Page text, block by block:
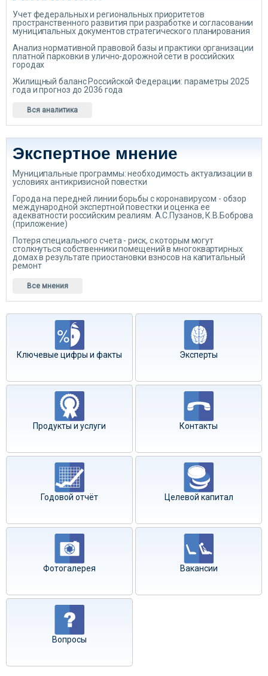
Учет федеральных и региональных приоритетов
пространственного развития при разработке и согласовании
муниципальных документов стратегического планирования
Анализ нормативной правовой базы и практики организации
платной парковки в улично-дорожной сети в российских
городах
Жилищный баланс Российской Федерации: параметры 2025
года и прогноз до 2036 года
Вся аналитика
Экспертное мнение
Муниципальные программы: необходимость актуализации в
условиях антикризисной повестки
Города на передней линии борьбы с коронавирусом - обзор
международной экспертной повестки и оценка ее
адекватности российским реалиям. А.С.Пузанов, К.В.Боброва
(приложение)
Потеря специального счета - риск, с которым могут
столкнуться собственники помещений в многоквартирных
домах в результате приостановки взносов на капитальный
ремонт
Все мнения
Ключевые цифры и факты Эксперты
Продукты и услуги Контакты
Годовой отчёт Целевой капитал
Фотогалерея Вакансии
Вопросы